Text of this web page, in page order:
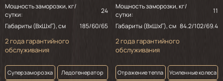
Мощность заморозки, кг/
сутки:
24
Габариты (ВхШхГ), см
185/60/65
2 года гарантийного
обслуживания
Суперзаморозка
Ледогенератор
Мощность заморозки, кг/
сутки:
11
Габариты (ВхШхГ), см 84.2/102/69.4
2 года гарантийного
обслуживания
Отражение тепла
Усиленные колеса